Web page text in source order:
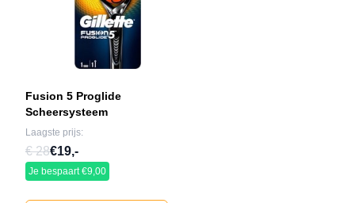
Fusion 5 Proglide
Scheersysteem
Laagste prijs:
€ 28€19,-
Je bespaart €9,00